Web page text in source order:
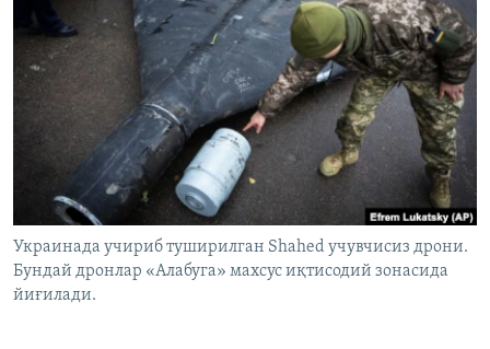
Украинада учириб туширилган Shahed учувчисиз дрони.
Бундай дронлар «Алабуга» махсус иқтисодий зонасида
йиғилади.